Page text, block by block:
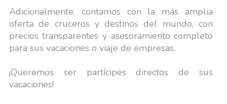
Adicionalmente, contamos con la más amplia
oferta de cruceros y destinos del mundo, con
precios transparentes y asesoramiento completo
para sus vacaciones o viaje de empresas.
¡Queremos ser partícipes directos de sus
vacaciones!